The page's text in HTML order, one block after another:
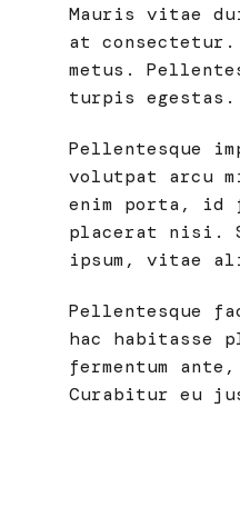
Mauris vitae
at
metus.
turpis
Pellentesque
volutpat arcu
enim porta, id
placerat nisi.
ipsum, vitae
Pellentesque
hac habitasse
fermentum
Curabitur eu